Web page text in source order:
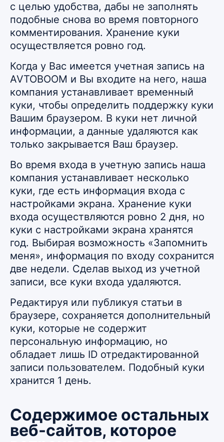
с целью удобства, дабы не заполнять
подобные снова во время повторного
комментирования. Хранение куки
осуществляется ровно год.
Когда у Вас имеется учетная запись на
AVTOBOOM и Вы входите на него, наша
компания устанавливает временный
куки, чтобы определить поддержку куки
Вашим браузером. В куки нет личной
информации, а данные удаляются как
только закрывается Ваш браузер.
Во время входа в учетную запись наша
компания устанавливает несколько
куки, где есть информация входа с
настройками экрана. Хранение куки
входа осуществляются ровно 2 дня, но
куки с настройками экрана хранятся
год. Выбирая возможность «Запомнить
меня», информация по входу сохранится
две недели. Сделав выход из учетной
записи, все куки входа удаляются.
Редактируя или публикуя статьи в
браузере, сохраняется дополнительный
куки, которые не содержит
персональную информацию, но
обладает лишь ID отредактированной
записи пользователем. Подобный куки
хранится 1 день.
Содержимое остальных
веб-сайтов, которое